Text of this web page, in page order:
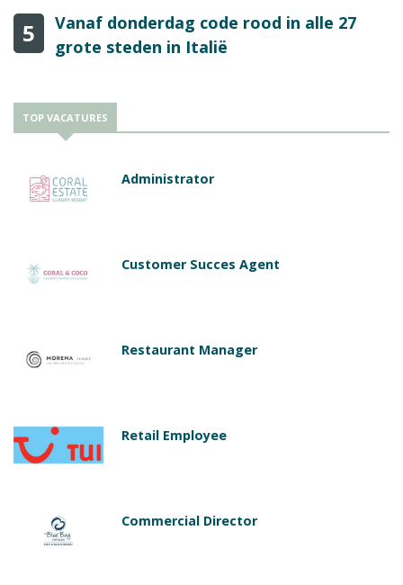
5
Vanaf donderdag code rood in alle 27
grote steden in Italië
TOP VACATURES
Administrator
Customer Succes Agent
Restaurant Manager
Retail Employee
Commercial Director